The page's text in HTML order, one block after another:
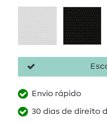
Envio rápido
30 dias de direito